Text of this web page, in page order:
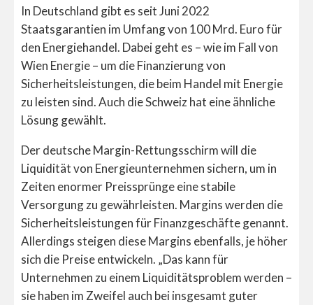
In Deutschland gibt es seit Juni 2022
Staatsgarantien im Umfang von 100 Mrd. Euro für
den Energiehandel. Dabei geht es – wie im Fall von
Wien Energie – um die Finanzierung von
Sicherheitsleistungen, die beim Handel mit Energie
zu leisten sind. Auch die Schweiz hat eine ähnliche
Lösung gewählt.
Der deutsche Margin-Rettungsschirm will die
Liquidität von Energieunternehmen sichern, um in
Zeiten enormer Preissprünge eine stabile
Versorgung zu gewährleisten. Margins werden die
Sicherheitsleistungen für Finanzgeschäfte genannt.
Allerdings steigen diese Margins ebenfalls, je höher
sich die Preise entwickeln. „Das kann für
Unternehmen zu einem Liquiditätsproblem werden –
sie haben im Zweifel auch bei insgesamt guter